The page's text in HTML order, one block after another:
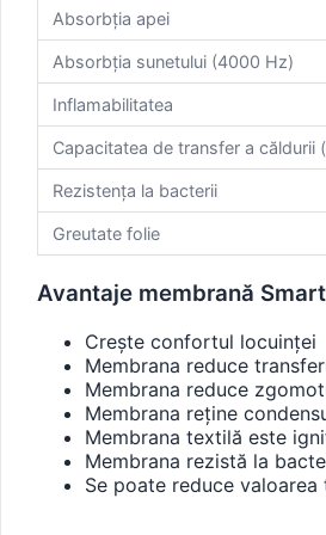
Absorbția apei
Absorbția sunetului (4000 Hz)
Inflamabilitatea
Capacitatea de transfer a căldurii
Rezistența la bacterii
Greutate folie
Avantaje membrană Smart
Crește confortul locuinței
Membrana reduce
Membrana reduce
Membrana reține
Membrana textilă este
Membrana rezistă la
Se poate reduce